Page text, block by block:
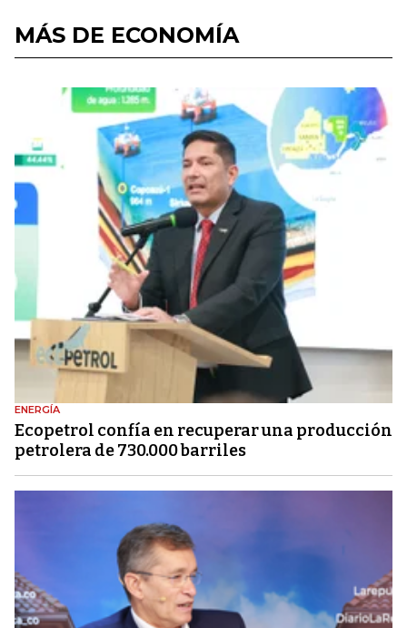
MÁS DE ECONOMÍA
ENERGÍA
Ecopetrol confía en recuperar una producción
petrolera de 730.000 barriles